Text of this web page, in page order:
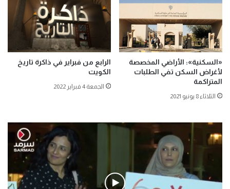
«السكنية»: الأراضي المخصصة
لأغراض السكن تفي الطلبات
المتراكمة
الثلاثاء 8 يونيو 2021
الرابع من فبراير في ذاكرة تاريخ
الكويت
الجمعة 4 فبراير 2022